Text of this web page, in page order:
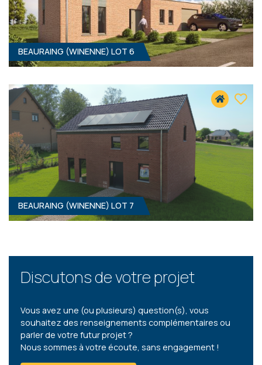
50 400 €
339 000 € HF*
BEAURAING (WINENNE) LOT 6
BEAURAING (WINENNE) LOT 7
Discutons de votre projet
Vous avez une (ou plusieurs) question(s), vous
souhaitez des renseignements complémentaires ou
parler de votre futur projet ?
Nous sommes à votre écoute, sans engagement !